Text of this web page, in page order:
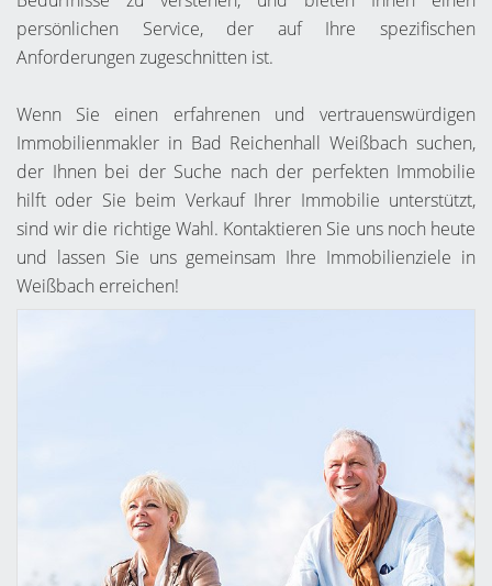
persönlichen Service, der auf Ihre spezifischen
Anforderungen zugeschnitten ist.
Wenn Sie einen erfahrenen und vertrauenswürdigen
Immobilienmakler in Bad Reichenhall Weißbach suchen,
der Ihnen bei der Suche nach der perfekten Immobilie
hilft oder Sie beim Verkauf Ihrer Immobilie unterstützt,
sind wir die richtige Wahl. Kontaktieren Sie uns noch heute
und lassen Sie uns gemeinsam Ihre Immobilienziele in
Weißbach erreichen!